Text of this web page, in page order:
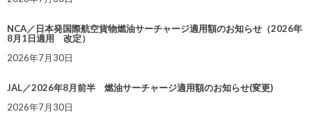
NCA／日本発国際航空貨物燃油サーチャージ適用額のお知らせ（2026年
8月1日適用 改定）
2026年7月30日
JAL／2026年8月前半 燃油サーチャージ適用額のお知らせ(変更)
2026年7月30日